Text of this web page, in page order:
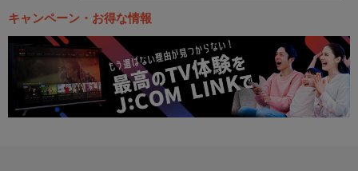
キャンペーン・お得な情報